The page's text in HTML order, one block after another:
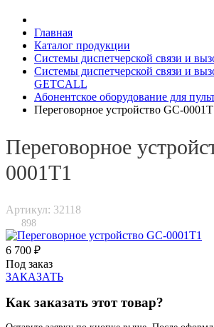
Главная
Каталог продукции
Системы диспетчерской связи и
Системы диспетчерской связи и
GETCALL
Абонентское оборудование для
Переговорное устройство GC-
Переговорное
0001T1
Артикул: 32118
898
6 700 ₽
Под заказ
ЗАКАЗАТЬ
Как заказать этот товар?